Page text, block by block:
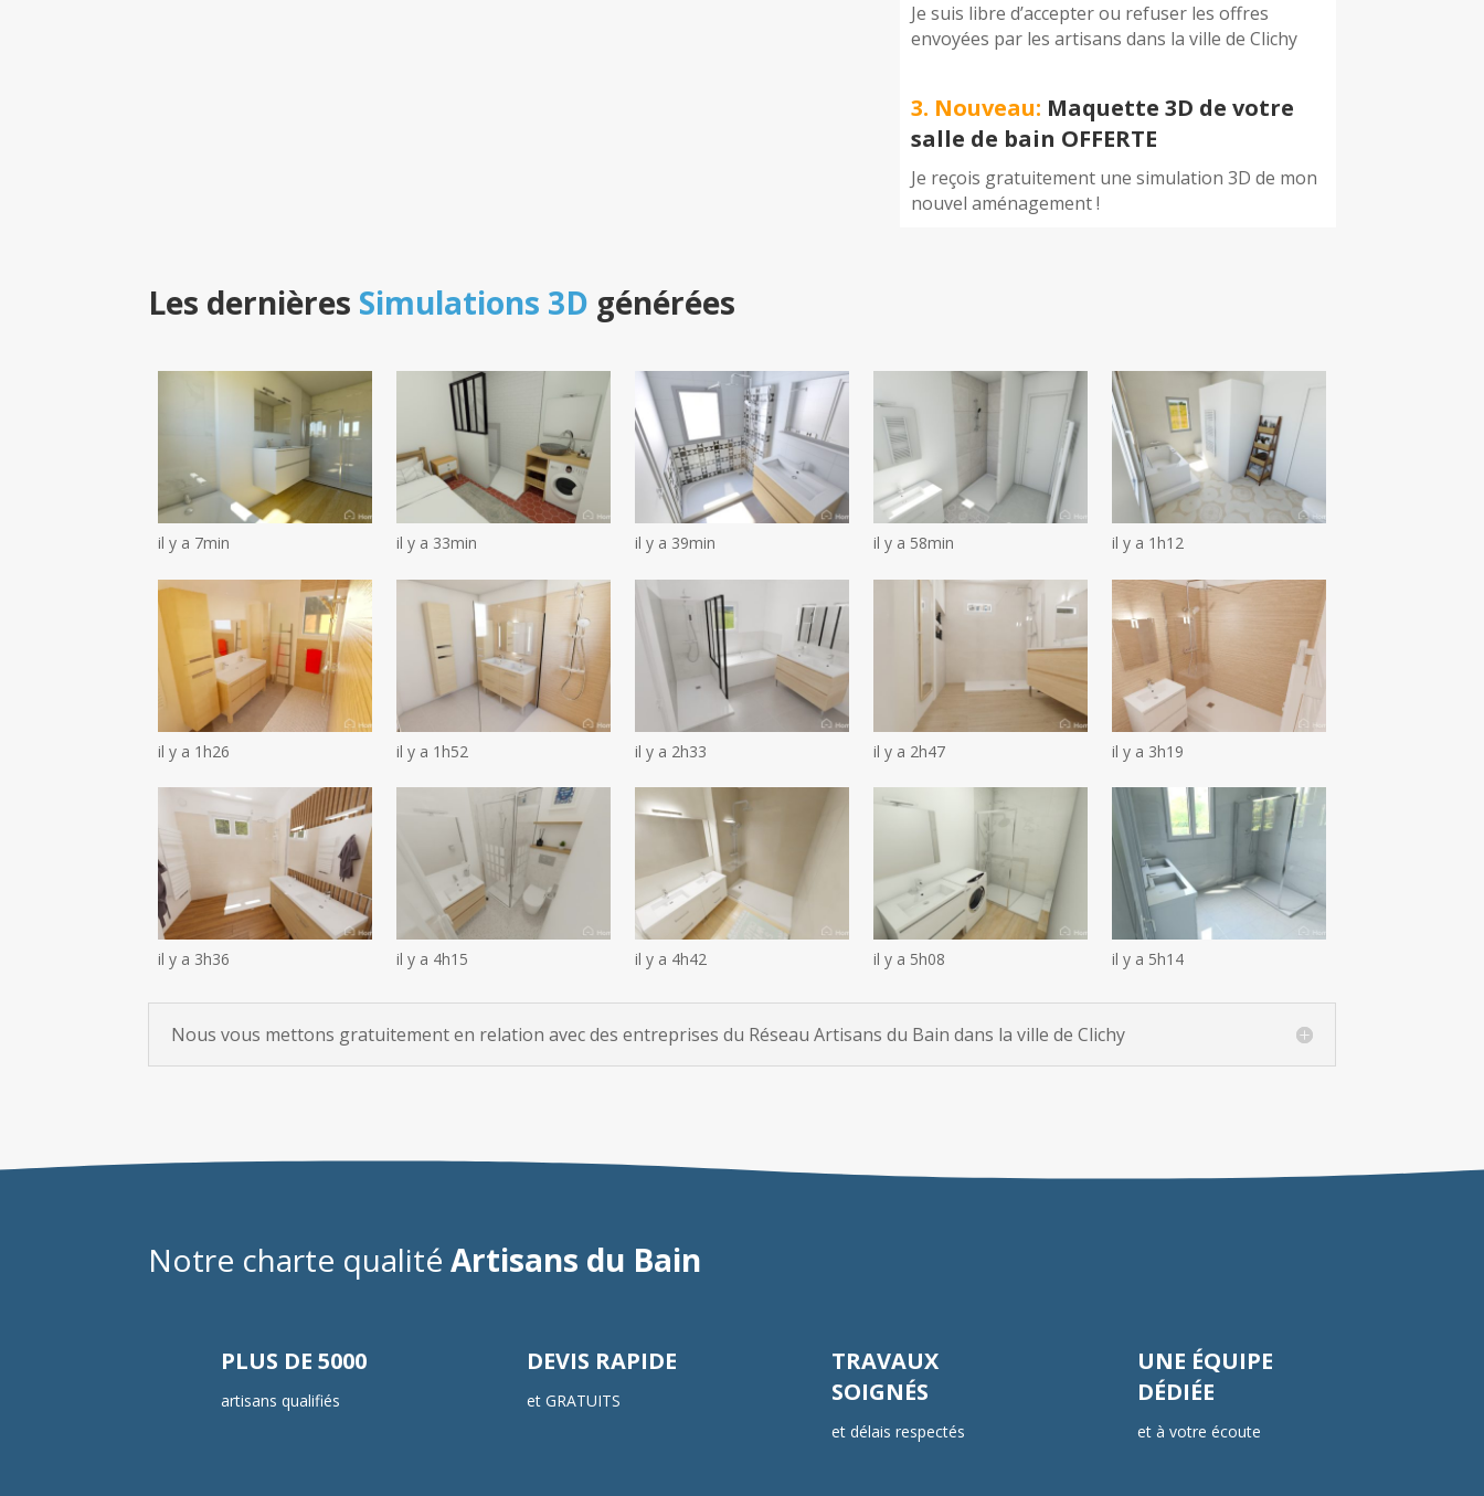
Je suis libre d’accepter ou refuser les offres
envoyées par les artisans dans la ville de Clichy
3. Nouveau: Maquette 3D de votre
salle de bain OFFERTE
Je reçois gratuitement une simulation 3D de mon
nouvel aménagement !
Les dernières Simulations 3D générées
il y a 7min il y a 33min il y a 39min il y a 58min il y a 1h12
il y a 1h26 il y a 1h52 il y a 2h33 il y a 2h47 il y a 3h19
il y a 3h36 il y a 4h15 il y a 4h42 il y a 5h08 il y a 5h14
Nous vous mettons gratuitement en relation avec des entreprises du Réseau Artisans du Bain dans la ville de Clichy
Notre charte qualitéArtisans du Bain
PLUS DE 5000
artisans qualifiés
DEVIS RAPIDE
et GRATUITS
TRAVAUX
SOIGNÉS
et délais respectés
UNE ÉQUIPE
DÉDIÉE
et à votre écoute